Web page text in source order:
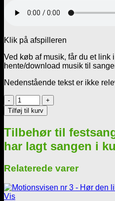
Klik på afspilleren
Ved køb af musik, får du et link
hente/download musik til
Nedenstående tekst er ikke
Musik
Mp3
=
var
en
lørdag
-
vers
Tilføj til kurv
Tilbehør til
har lagt sangen i
Relaterede varer
Vis